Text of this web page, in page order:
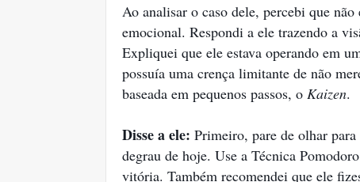
Ao analisar o caso dele, percebi que
emocional. Respondi a ele trazendo a
Expliquei que ele estava operando em
possuía uma crença limitante de não
baseada em pequenos passos, o Kaizen.
Disse a ele: Primeiro, pare de olhar
degrau de hoje. Use a Técnica
vitória. Também recomendei que ele